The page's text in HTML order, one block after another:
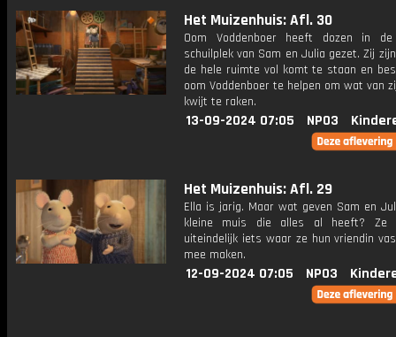
Het Muizenhuis: Afl. 30
Oom Voddenboer heeft dozen in de
schuilplek van Sam en Julia gezet. Zij
de hele ruimte vol komt te staan en
oom Voddenboer te helpen om wat van
kwijt te raken.
13-09-2024 07:05 NPO3
Het Muizenhuis: Afl. 29
Ella is jarig. Maar wat geven Sam en
kleine muis die alles al heeft? Ze
uiteindelijk iets waar ze hun vriendin
mee maken.
12-09-2024 07:05 NPO3